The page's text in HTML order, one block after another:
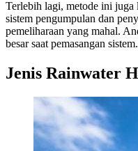
Terlebih lagi, metode ini juga
sistem pengumpulan dan
pemeliharaan yang mahal.
besar saat pemasangan sistem.
Jenis Rainwater